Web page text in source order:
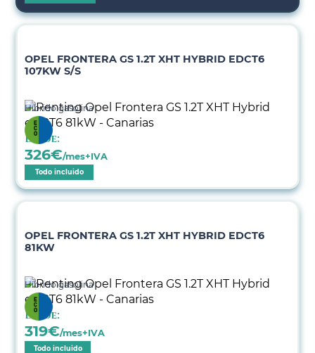
OPEL FRONTERA GS 1.2T XHT HYBRID EDCT6
107KW S/S
Híbrido gasolina
Desde:
326€/mes+IVA
Todo incluido
OPEL FRONTERA GS 1.2T XHT HYBRID EDCT6
81KW
Híbrido gasolina
Desde:
319€/mes+IVA
Todo incluido